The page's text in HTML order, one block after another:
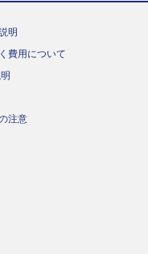
明
費用について
注意